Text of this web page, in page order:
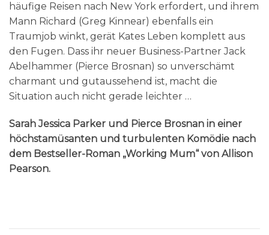
häufige Reisen nach New York erfordert, und ihrem
Mann Richard (Greg Kinnear) ebenfalls ein
Traumjob winkt, gerät Kates Leben komplett aus
den Fugen. Dass ihr neuer Business-Partner Jack
Abelhammer (Pierce Brosnan) so unverschämt
charmant und gutaussehend ist, macht die
Situation auch nicht gerade leichter …
Sarah Jessica Parker und Pierce Brosnan in einer
höchstamüsanten und turbulenten Komödie nach
dem Bestseller-Roman „Working Mum“ von Allison
Pearson.